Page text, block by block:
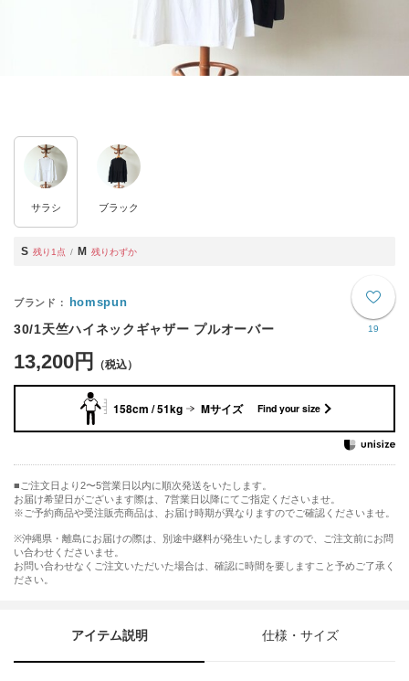
サラシ ブラック
S 残り1点 M 残りわずか
19
homspun
30/1天竺ハイネックギャザー プルオーバー
13,200円
158cm / 51kg Mサイズ Find your size
ご注文日より2〜5営業日以内に順次発送をいたします。
お届け希望日がございます際は、7営業日以降にてご指定くださいませ。
※ご予約商品や受注販売商品は、お届け時期が異なりますのでご確認くださいませ。
※沖縄県・離島にお届けの際は、別途中継料が発生いたしますので、ご注文前にお問
い合わせくださいませ。
お問い合わせなくご注文いただいた場合は、確認に時間を要しますこと予めご了承く
ださい。
アイテム説明 仕様・サイズ